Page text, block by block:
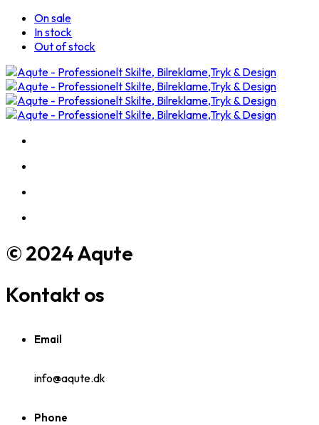
On sale
In stock
Out of stock
© 2024 Aqute
Kontakt os
Email
info@aqute.dk
Phone